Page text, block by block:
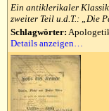
Ein antiklerikaler
zweiter Teil u.d.T.: „Die
Schlagwörter:
Details anzeigen…